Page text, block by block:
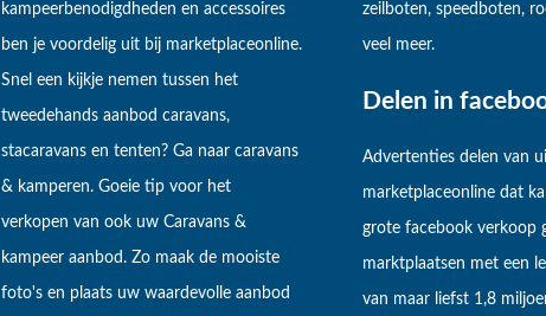
kampeerbenodigdheden en accessoires
ben je voordelig uit bij marketplaceonline.
Snel een kijkje nemen tussen het
tweedehands aanbod caravans,
stacaravans en tenten? Ga naar caravans
& kamperen. Goeie tip voor het
verkopen van ook uw Caravans &
kampeer aanbod. Zo maak de mooiste
foto's en plaats uw waardevolle aanbod
zeilboten, speedboten,
veel meer.
Delen in
Advertenties delen van
marketplaceonline dat
grote facebook verkoop
marktplaatsen met een
van maar liefst 1,8